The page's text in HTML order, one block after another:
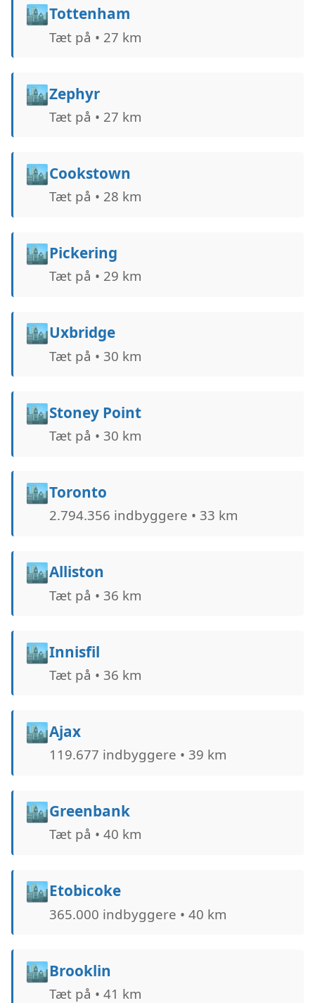
🏙️Tottenham
Tæt på • 27 km
🏙️Zephyr
Tæt på • 27 km
🏙️Cookstown
Tæt på • 28 km
🏙️Pickering
Tæt på • 29 km
🏙️Uxbridge
Tæt på • 30 km
🏙️Stoney Point
Tæt på • 30 km
🏙️Toronto
2.794.356 indbyggere • 33 km
🏙️Alliston
Tæt på • 36 km
🏙️Innisfil
Tæt på • 36 km
🏙️Ajax
119.677 indbyggere • 39 km
🏙️Greenbank
Tæt på • 40 km
🏙️Etobicoke
365.000 indbyggere • 40 km
🏙️Brooklin
Tæt på • 41 km